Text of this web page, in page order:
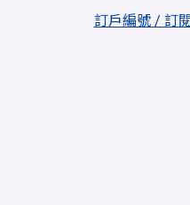
訂戶編號 / 訂